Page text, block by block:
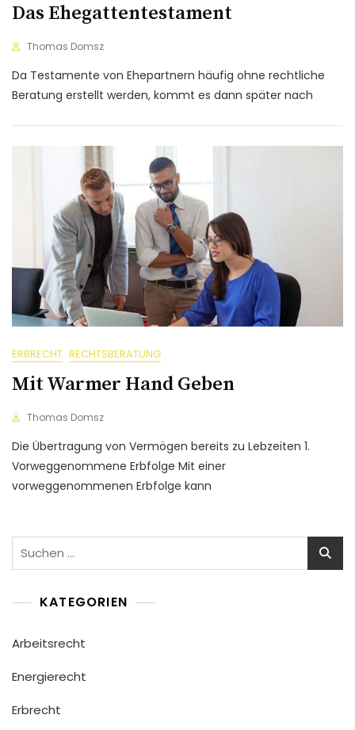
Das Ehegattentestament
Thomas Domsz
Da Testamente von Ehepartnern häufig ohne rechtliche
Beratung erstellt werden, kommt es dann später nach
ERBRECHT RECHTSBERATUNG
Mit Warmer Hand Geben
Thomas Domsz
Die Übertragung von Vermögen bereits zu Lebzeiten 1.
Vorweggenommene Erbfolge Mit einer
vorweggenommenen Erbfolge kann
Suchen
KATEGORIEN
Arbeitsrecht
Energierecht
Erbrecht